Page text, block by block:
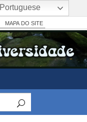
Simplifique!
Comunica BR
Participe
Legislação
Canais
MAPA DO SITE
Portuguese